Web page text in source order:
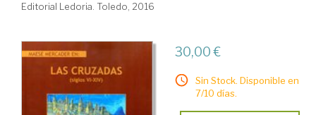
Editorial Ledoria. Toledo, 2016
30,00 €
Sin Stock. Disponible en
7/10 días.